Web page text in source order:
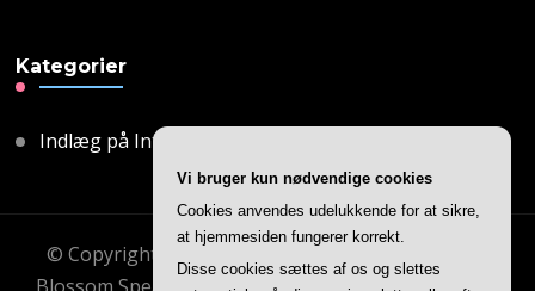
Kategorier
Indlæg på Interglobe
© Copyright 2026
. All Rights Reserved.
Vi bruger kun nødvendige cookies
Cookies anvendes udelukkende for at sikre,
at hjemmesiden fungerer korrekt.
Disse cookies sættes af os og slettes